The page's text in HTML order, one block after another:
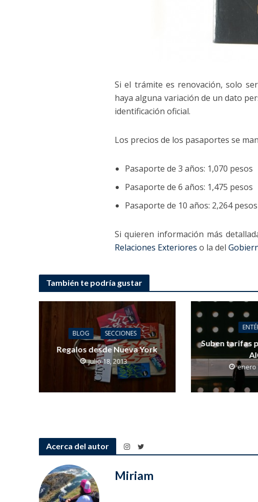
Si el trámite es renovación, solo
haya alguna variación de un dato
identificación oficial.
Los precios de los pasaportes se
Pasaporte de 3 años: 1,070 pesos
Pasaporte de 6 años: 1,475 pesos
Pasaporte de 10 años: 2,264 pesos
Si quieren información más
Relaciones Exteriores o la del
También te podría gustar
BLOG SECCIONES
Regalos desde Nueva York
julio 18, 2013
Suben tarifas
enero
Acerca del autor
Miriam